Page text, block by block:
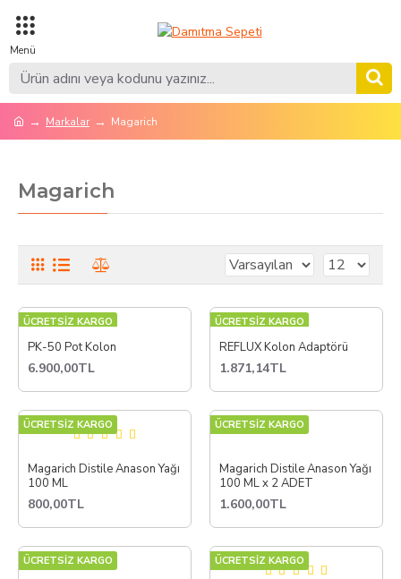
Markalar Magarich
Magarich
ÜCRETSİZ KARGO
PK-50 Pot Kolon
6.900,00TL
ÜCRETSİZ KARGO
REFLUX Kolon Adaptörü
1.871,14TL
ÜCRETSİZ KARGO
Magarich Distile Anason Yağı
100 ML
800,00TL
ÜCRETSİZ KARGO
Magarich Distile Anason Yağı
100 ML x 2 ADET
1.600,00TL
ÜCRETSİZ KARGO ÜCRETSİZ KARGO